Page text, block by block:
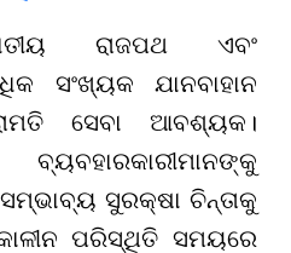
ରାଜପଥ ଏବଂ
ସଂଖ୍ୟକ ଯାନବାହାନ
ସେବା ଆବଶ୍ୟକ।
ବ୍ୟବହାରକାରୀମାନଙ୍କୁ
ସୁରକ୍ଷା ଚିନ୍ତାକୁ
ପରିସ୍ଥିତି ସମୟରେ